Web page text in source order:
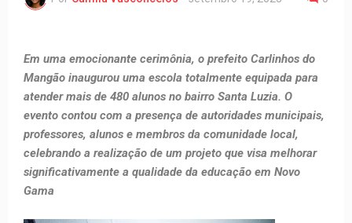
Em uma emocionante cerimônia, o prefeito Carlinhos do
Mangão inaugurou uma escola totalmente equipada para
atender mais de 480 alunos no bairro Santa Luzia. O
evento contou com a presença de autoridades municipais,
professores, alunos e membros da comunidade local,
celebrando a realização de um projeto que visa melhorar
significativamente a qualidade da educação em Novo
Gama